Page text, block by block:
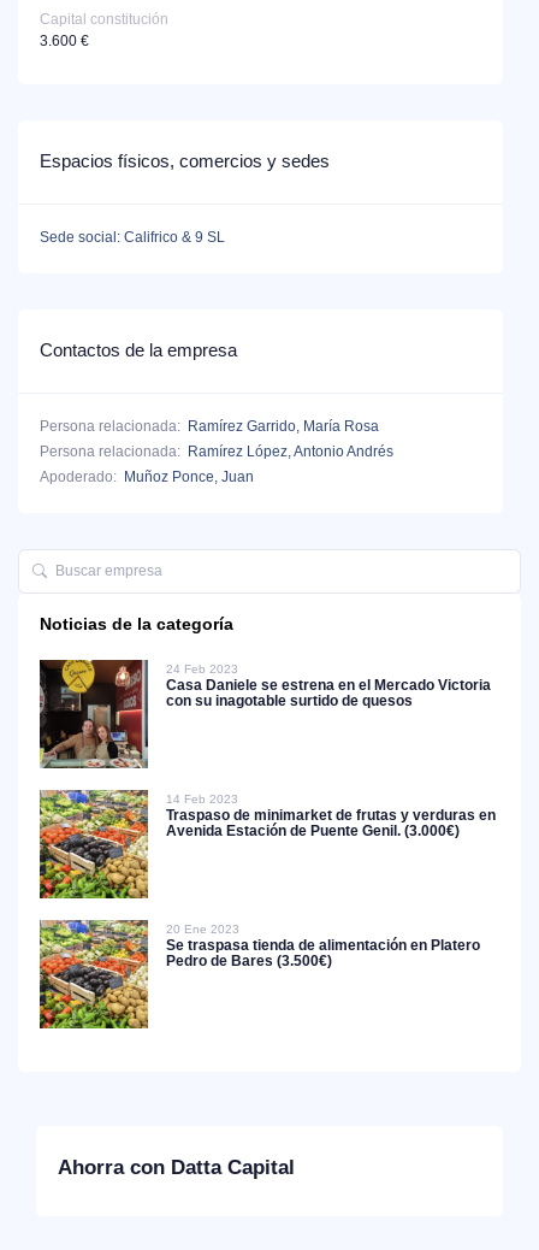
Capital constitución
3.600 €
Espacios físicos, comercios y sedes
Sede social: Califrico & 9 SL
Contactos de la empresa
Persona relacionada: Ramírez Garrido, María Rosa
Persona relacionada: Ramírez López, Antonio Andrés
Apoderado: Muñoz Ponce, Juan
Noticias de la categoría
24 Feb 2023
Casa Daniele se estrena en el Mercado Victoria
con su inagotable surtido de quesos
14 Feb 2023
Traspaso de minimarket de frutas y verduras en
Avenida Estación de Puente Genil. (3.000€)
20 Ene 2023
Se traspasa tienda de alimentación en Platero
Pedro de Bares (3.500€)
Ahorra con Datta Capital